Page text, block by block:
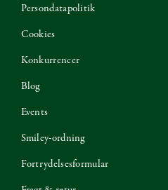
Persondatapolitik
Cookies
Konkurrencer
Blog
Events
Smiley-ordning
Fortrydelsesformular